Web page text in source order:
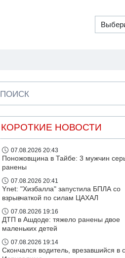
ПОИСК
КОРОТКИЕ НОВОСТИ
07.08.2026 20:43
Поножовщина в Тайбе: 3 мужчин
ранены
07.08.2026 20:41
Ynet: "Хизбалла" запустила БПЛА со
взрывчаткой по силам ЦАХАЛ
07.08.2026 19:16
ДТП в Ашдоде: тяжело ранены двое
маленьких детей
07.08.2026 19:14
Скончался водитель, врезавшийся в